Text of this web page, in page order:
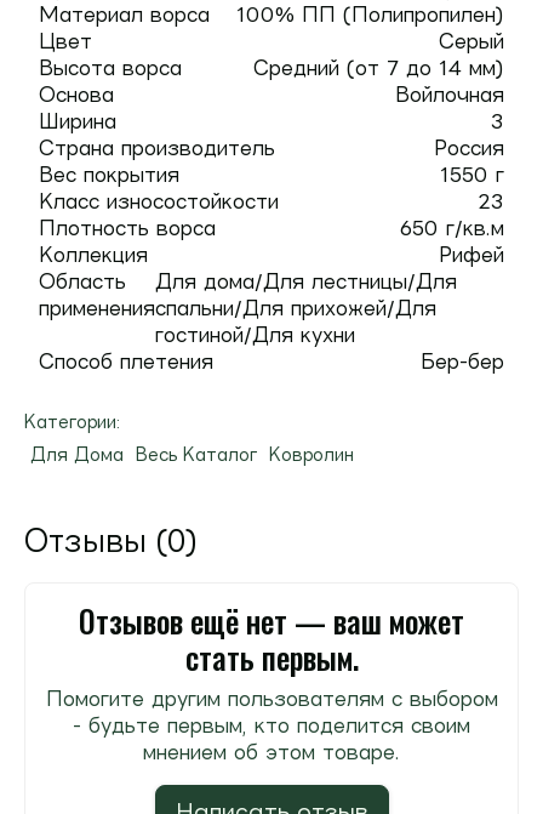
Материал ворса
100% ПП (Полипропилен)
Цвет
Серый
Высота ворса
Средний (от 7 до 14 мм)
Основа
Войлочная
Ширина
3
Страна производитель
Россия
Вес покрытия
1550 г
Класс износостойкости
23
Плотность ворса
650 г/кв.м
Коллекция
Рифей
Область
применения
Для дома/Для лестницы/Для
спальни/Для прихожей/Для
гостиной/Для кухни
Способ плетения
Бер-бер
Категории:
Для Дома
Весь Каталог Ковролин
Отзывы (0)
Отзывов ещё нет — ваш может
стать первым.
Помогите другим пользователям с выбором
- будьте первым, кто поделится своим
мнением об этом товаре.